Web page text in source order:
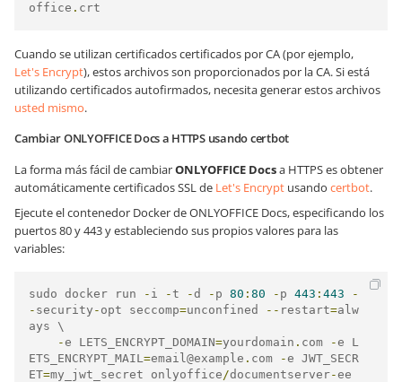
office . crt
Cuando se utilizan certificados certificados por CA (por ejemplo,
Let's Encrypt), estos archivos son proporcionados por la CA. Si está
utilizando certificados autofirmados, necesita generar estos archivos
usted mismo.
Cambiar ONLYOFFICE Docs a HTTPS usando certbot
La forma más fácil de cambiarONLYOFFICE Docsa HTTPS es obtener
automáticamente certificados SSL de Let's Encrypt usando certbot.
Ejecute el contenedor Docker de ONLYOFFICE Docs, especificando los
puertos 80 y 443 y estableciendo sus propios valores para las
variables:
sudo docker run - i -t -d - p 80 : 80 - p 443 : 443
-
- security - opt seccomp=unconfined -- restart=alw
ays \
-e LETS_ENCRYPT_DOMAIN=yourdomain . com -e L
ETS_ENCRYPT_MAIL=email@example . com -e JWT_SECR
ET=my_jwt_secret onlyoffice/documentserver-ee